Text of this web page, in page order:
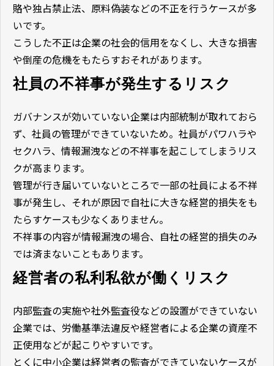
賂や独占禁止法、原料偽装などの不正を行うケースが多
いです。
こうした不正は企業の社会的信用をなくし、大きな損害
や倒産の危機をもたらすおそれがあります。
社員の不祥事が発生するリスク
ガバナンスが効いていない企業は内部統制が取れておら
ず、社員の管理ができていないため。社員がパワハラや
セクハラ、情報漏洩などの不祥事を起こしてしまうリス
クが高まります。
管理が行き届いていないところで一部の社員による不祥
事が発生し、それが原因で自社に大きな経営的損失をも
たらすケースも少なくありません。
不祥事の内容が情報漏洩の場合、自社の経営的損失のみ
では済まないこともあります。
経営者の私利私欲が働くリスク
内部監査の実施や社外監査役などの設置ができていない
企業では、労働基準法違反や経営者による企業の資産不
正使用などが起こりやすいです。
とくに中小企業は経営者の監査ができていないケースが